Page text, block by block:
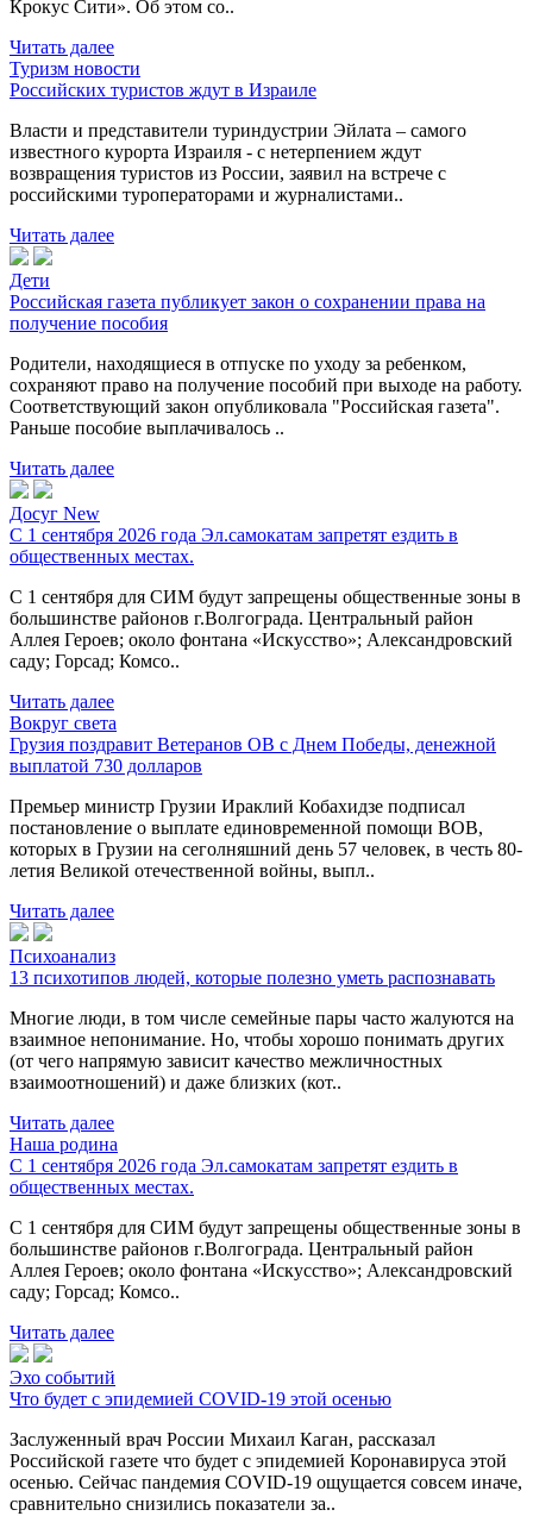
Крокус Сити». Об этом со..
Читать далее
Туризм новости
Российских туристов ждут в Израиле
Власти и представители туриндустрии Эйлата – самого
известного курорта Израиля - с нетерпением ждут
возвращения туристов из России, заявил на встрече с
российскими туроператорами и журналистами..
Читать далее
Дети
Российская газета публикует закон о сохранении права на
получение пособия
Родители, находящиеся в отпуске по уходу за ребенком,
сохраняют право на получение пособий при выходе на работу.
Соответствующий закон опубликовала "Российская газета".
Раньше пособие выплачивалось ..
Читать далее
Досуг New
С 1 сентября 2026 года Эл.самокатам запретят ездить в
общественных местах.
С 1 сентября для СИМ будут запрещены общественные зоны в
большинстве районов г.Волгограда. Центральный район
Аллея Героев; около фонтана «Искусство»; Александровский
саду; Горсад; Комсо..
Читать далее
Вокруг света
Грузия поздравит Ветеранов ОВ с Днем Победы, денежной
выплатой 730 долларов
Премьер министр Грузии Ираклий Кобахидзе подписал
постановление о выплате единовременной помощи ВОВ,
которых в Грузии на сеголняшний день 57 человек, в честь 80-
летия Великой отечественной войны, выпл..
Читать далее
Психоанализ
13 психотипов людей, которые полезно уметь распознавать
Многие люди, в том числе семейные пары часто жалуются на
взаимное непонимание. Но, чтобы хорошо понимать других
(от чего напрямую зависит качество межличностных
взаимоотношений) и даже близких (кот..
Читать далее
Наша родина
С 1 сентября 2026 года Эл.самокатам запретят ездить в
общественных местах.
С 1 сентября для СИМ будут запрещены общественные зоны в
большинстве районов г.Волгограда. Центральный район
Аллея Героев; около фонтана «Искусство»; Александровский
саду; Горсад; Комсо..
Читать далее
Эхо событий
Что будет с эпидемией COVID-19 этой осенью
Заслуженный врач России Михаил Каган, рассказал
Российской газете что будет с эпидемией Коронавируса этой
осенью. Сейчас пандемия COVID-19 ощущается совсем иначе,
сравнительно снизились показатели за..